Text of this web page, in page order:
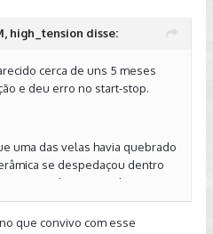
high_tension disse:
cerca de uns 5 meses
e deu erro no start-stop.
uma das velas havia quebrado
se despedaçou dentro
trocado essas velas na
uns meses antes do
vela nova, o problema
que convivo com esse